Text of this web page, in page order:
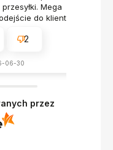
Mega
do klienta.
2
06-30
przez